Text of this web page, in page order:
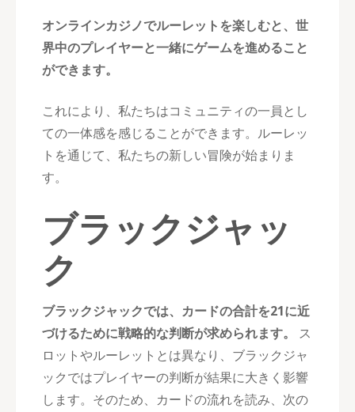
オンラインカジノでルーレットを楽しむと、世
界中のプレイヤーと一緒にゲームを進めること
ができます。
これにより、私たちはコミュニティの一員とし
ての一体感を感じることができます。ルーレッ
トを通じて、私たちの新しい冒険が始まりま
す。
ブラックジャッ
ク
ブラックジャックでは、カードの合計を21に近
づけるために戦略的な判断が求められます。
ス
ロットやルーレットとは異なり、ブラックジャ
ックではプレイヤーの判断が結果に大きく影響
します。そのため、カードの流れを読み、次の